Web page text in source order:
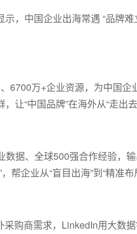
，中国企业出海常遇 “品牌
6700万+企业资源，为中国企
“中国品牌”在海外从“走出去
数据、全球500强合作经验，
企业从“盲目出海”到“精准布
购商需求，LinkedIn用大数